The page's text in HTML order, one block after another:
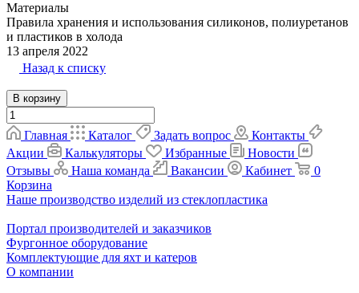
Материалы
Правила хранения и использования силиконов, полиуретанов
и пластиков в холода
13 апреля 2022
Назад к списку
В корзину
Главная Каталог Задать вопрос
Контакты
Акции
Калькуляторы Избранные
Новости
Отзывы
Наша команда Вакансии Кабинет
0
Корзина
Наше производство изделий из стеклопластика
Портал производителей и заказчиков
Фургонное оборудование
Комплектующие для яхт и катеров
О компании